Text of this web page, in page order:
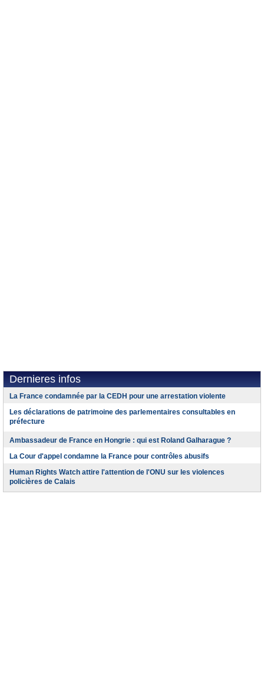
Dernieres infos
La France condamnée par la CEDH pour une arrestation violente
Les déclarations de patrimoine des parlementaires consultables en
préfecture
Ambassadeur de France en Hongrie : qui est Roland Galharague ?
La Cour d'appel condamne la France pour contrôles abusifs
Human Rights Watch attire l'attention de l'ONU sur les violences
policières de Calais